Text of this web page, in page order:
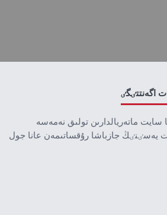
سايت ماتەريالدارىن تولىق نەمەسە
جازباشا رۇقساتىمەن عانا جول